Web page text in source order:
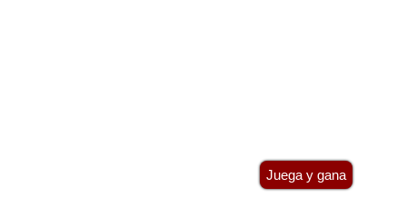
Juega y gana